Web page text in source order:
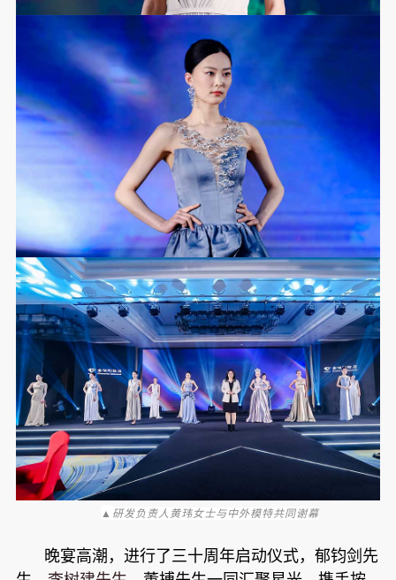
▲ 研发负责人黄玮女士与中外模特共同谢幕
晚宴高潮，进行了三十周年启动仪式，郁钧剑先